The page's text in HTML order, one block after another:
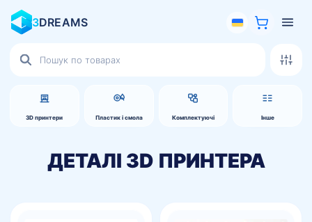
3DREAMS
3D принтери Пластик і смола Комплектуючі Інше
товарів